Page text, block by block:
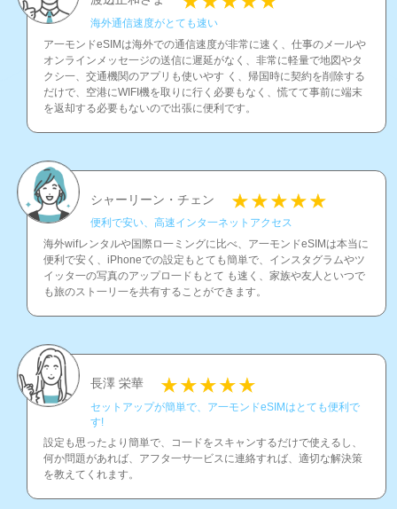
海外通信速度がとても速い
ア一モンドeSIMは海外での通信速度が非常に速く、仕事のメ一ルや
オンラインメッセ一ジの送信に遲延がなく、非常に軽量で地図やタ
クシ一、交通機関のアプリも使いやす く、帰国時に契約を削除する
だけで、空港にWIFI機を取りに行く必要もなく、慌てて事前に端末
を返却する必要もないので出張に便利です。
シャーリーン・チェン
便利で安い、高速インタ一ネットアクセス
海外wifレンタルや国際ロ一ミングに比べ、ア一モンドeSIMは本当に
便利で安く、iPhoneでの設定もとても簡単で、インスタグラムやツ
イッタ一の写真のアップロ一ドもとて も速く、家族や友人といつで
も旅のスト一リ一を共有することができます。
長澤 栄華
セットアップが簡単で、ア一モンドeSIMはとても便利で
す!
設定も思ったより簡単で、コ一ドをスキャンするだけで使えるし、
何か問題があれば、アフタ一サ一ビスに連絡すれば、適切な解決策
を教えてくれます。